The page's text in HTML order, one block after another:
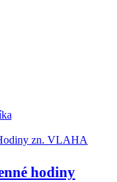
zn. VLAHA
hodiny